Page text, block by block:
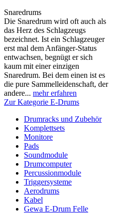
Snaredrums
Die Snaredrum wird oft auch als
das Herz des Schlagzeugs
bezeichnet. Ist ein Schlagzeuger
erst mal dem Anfänger-Status
entwachsen, begnügt er sich
kaum mit einer einzigen
Snaredrum. Bei dem einen ist es
die pure Sammelleidenschaft, der
andere... mehr erfahren
Zur Kategorie E-Drums
Drumracks und Zubehör
Komplettsets
Monitore
Pads
Soundmodule
Drumcomputer
Percussionmodule
Triggersysteme
Aerodrums
Kabel
Gewa E-Drum Felle